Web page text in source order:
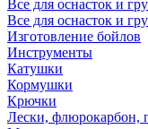
Все для оснасток и
Все для оснасток и
Изготовление бойлов
Инструменты
Катушки
Кормушки
Крючки
Лески, флюрокарбон,